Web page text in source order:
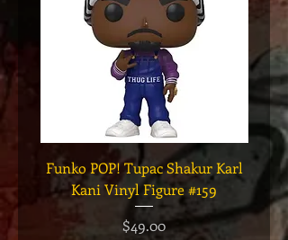
Funko POP! Tupac Shakur Karl
Kani Vinyl Figure #159
価格
$49.00